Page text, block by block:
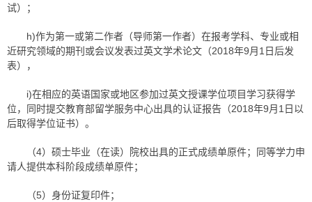
试）；
h)作为第一或第二作者（导师第一作者）在报考学科、专业或相
近研究领域的期刊或会议发表过英文学术论文（2018年9月1日后发
表），
i)在相应的英语国家或地区参加过英文授课学位项目学习获得学
位，同时提交教育部留学服务中心出具的认证报告（2018年9月1日以
后取得学位证书）。
（4）硕士毕业（在读）院校出具的正式成绩单原件；同等学力申
请人提供本科阶段成绩单原件；
（5）身份证复印件；